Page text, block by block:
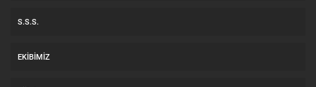
S.S.S.
EKIBIMIZ